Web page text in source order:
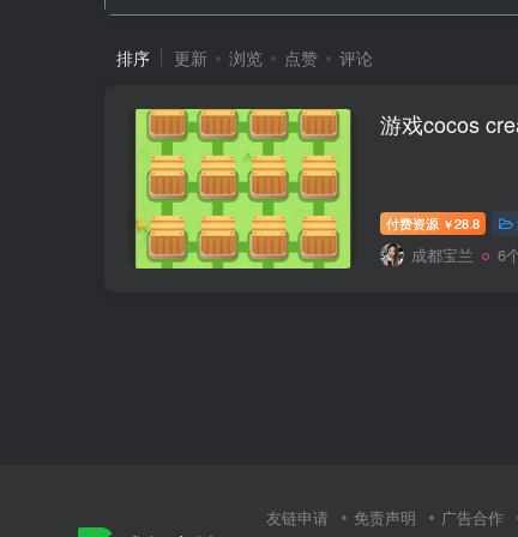
排序 更新 浏览 点赞 评论
游戏cocos
付费资源 ￥28.8
成都宝兰 6
友链申请 免责声明 广告合作